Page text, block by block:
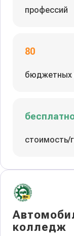
профессий
80
бюджетных
стоимость/
колледж